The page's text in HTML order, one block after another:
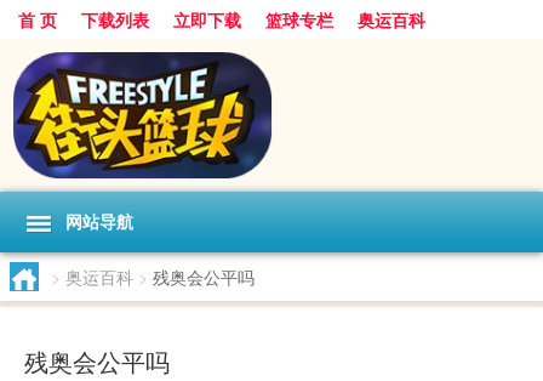
首 页 下载列表 立即下载 篮球专栏 奥运百科
网站导航
> 奥运百科 > 残奥会公平吗
残奥会公平吗